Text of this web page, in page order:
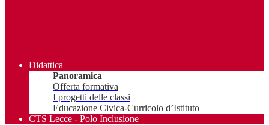
Didattica
Panoramica
Offerta formativa
I progetti delle classi
Educazione Civica-Curricolo d’Istituto
CTS Lecce - Polo Inclusione